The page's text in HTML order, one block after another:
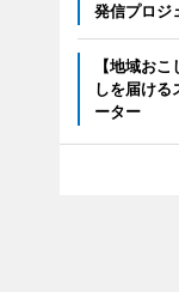
発信プロジ
【地域お
しを届ける
ーター